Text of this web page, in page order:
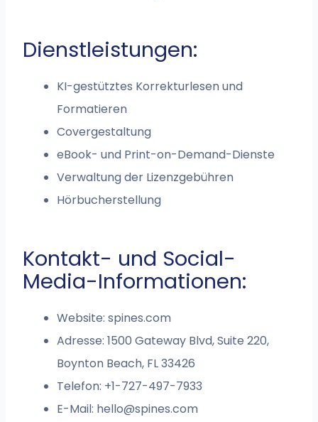
Dienstleistungen:
KI-gestütztes Korrekturlesen und
Formatieren
Covergestaltung
eBook- und Print-on-Demand-Dienste
Verwaltung der Lizenzgebühren
Hörbucherstellung
Kontakt- und Social-
Media-Informationen:
Website: spines.com
Adresse: 1500 Gateway Blvd, Suite 220,
Boynton Beach, FL 33426
Telefon: +1-727-497-7933
E-Mail: hello@spines.com